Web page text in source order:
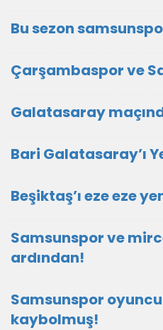
Bu sezon
Çarşambaspor ve
Galatasaray
Bari Galatasaray’ı
Beşiktaş’ı eze eze
Samsunspor ve
ardından!
Samsunspor
kaybolmuş!